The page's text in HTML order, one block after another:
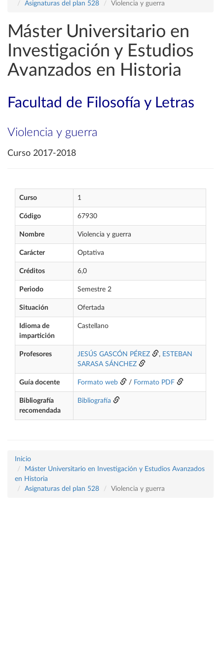
Asignaturas del plan 528
Violencia y guerra
Máster Universitario en
Investigación y Estudios
Avanzados en Historia
Facultad de Filosofía y Letras
Violencia y guerra
Curso 2017-2018
Curso 1
Código 67930
Nombre Violencia y guerra
Carácter Optativa
Créditos 6,0
Periodo Semestre 2
Situación Ofertada
Idioma de
impartición
Castellano
Profesores JESÚS GASCÓN PÉREZ , ESTEBAN
SARASA SÁNCHEZ
Guía docente Formato web / Formato PDF
Bibliografía
recomendada
Bibliografía
Inicio
Máster Universitario en Investigación y Estudios Avanzados
en Historia
Asignaturas del plan 528
Violencia y guerra